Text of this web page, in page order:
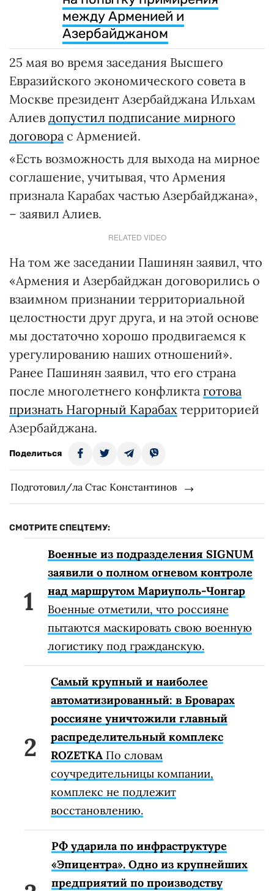
между Арменией и
Азербайджаном
25 мая во время заседания Высшего
Евразийского экономического совета в
Москве президент Азербайджана Ильхам
Алиев допустил подписание мирного
договора с Арменией.
«Есть возможность для выхода на мирное
соглашение, учитывая, что Армения
признала Карабах частью Азербайджана»,
– заявил Алиев.
RELATED VIDEO
На том же заседании Пашинян заявил, что
«Армения и Азербайджан договорились о
взаимном признании территориальной
целостности друг друга, и на этой основе
мы достаточно хорошо продвигаемся к
урегулированию наших отношений».
Ранее Пашинян заявил, что его страна
после многолетнего конфликта готова
признать Нагорный Карабах территорией
Азербайджана.
Поделиться
Подготовил/ла Стас Константинов
СМОТРИТЕ СПЕЦТЕМУ:
Военные из подразделения SIGNUM
заявили о полном огневом контроле
над маршрутом Мариуполь-Чонгар
Военные отметили, что россияне
пытаются маскировать свою военную
логистику под гражданскую.
Самый крупный и наиболее
автоматизированный: в Броварах
россияне уничтожили главный
распределительный комплекс
ROZETKA По словам
соучредительницы компании,
комплекс не подлежит
восстановлению.
РФ ударила по инфраструктуре
«Эпицентра». Одно из крупнейших
предприятий по производству